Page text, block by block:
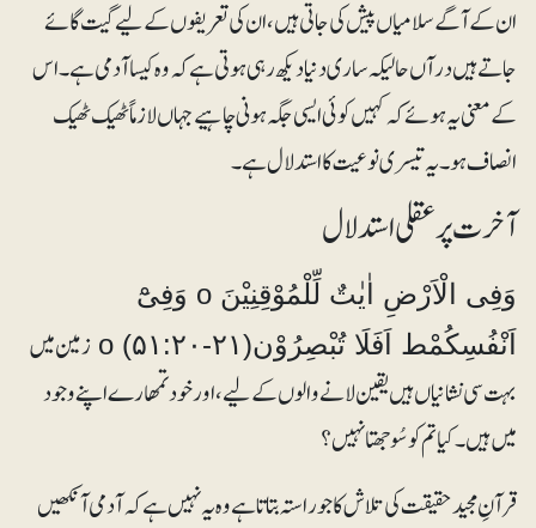
ان کے آگے سلامیاں پیش کی جاتی ہیں، ان کی تعریفوں کے لیے گیت گائے
جاتے ہیں درآں حالیکہ ساری دنیا دیکھ رہی ہوتی ہے کہ وہ کیسا آدمی ہے۔ اس
کے معنی یہ ہوئے کہ کہیں کوئی ایسی جگہ ہونی چاہیے جہاں لازماً ٹھیک ٹھیک
انصاف ہو۔یہ تیسری نوعیت کا استدلال ہے۔
آخرت پر عقلی استدلال
وَفِی الْاَرْضِ اٰیٰتٌ لِّلْمُوْقِنِیْنَ o وَفِیْٓ
اَنْفُسِکُمْط اَفَلَا تُبْصِرُوْنo (۵۱:۲۰-۲۱)
زمین میں
بہت سی نشانیاں ہیں یقین لانے والوں کے لیے ، اور خود تمھارے اپنے وجود
میں ہیں۔ کیا تم کو سُوجھتا نہیں؟
قرآنِ مجید حقیقت کی تلاش کا جو راستہ بتاتا ہے وہ یہ نہیں ہے کہ آدمی آنکھیں